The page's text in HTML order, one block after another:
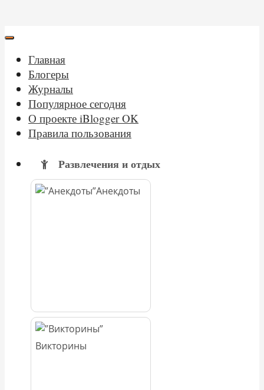
Главная
Блогеры
Журналы
Популярное сегодня
О проекте iBlogger OK
Правила пользования
Развлечения и отдых
Анекдоты
Викторины